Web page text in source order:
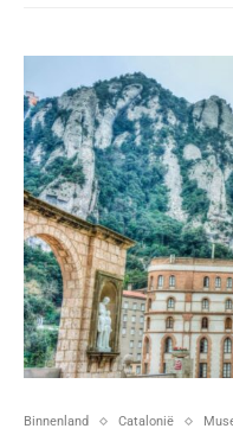
Binnenland Catalonië